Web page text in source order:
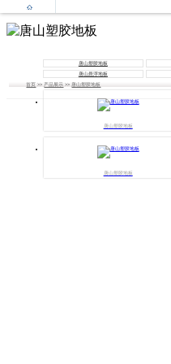

唐山塑胶地板
唐山悬浮地板
首页 >> 产品展示 >> 唐山塑胶地板
唐山塑胶地板
唐山塑胶地板